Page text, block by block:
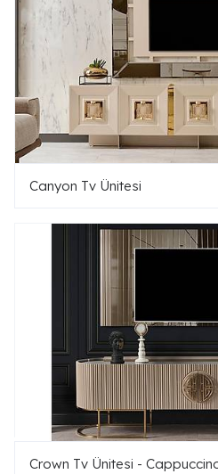
Canyon Tv Ünitesi
Crown Tv Ünitesi -